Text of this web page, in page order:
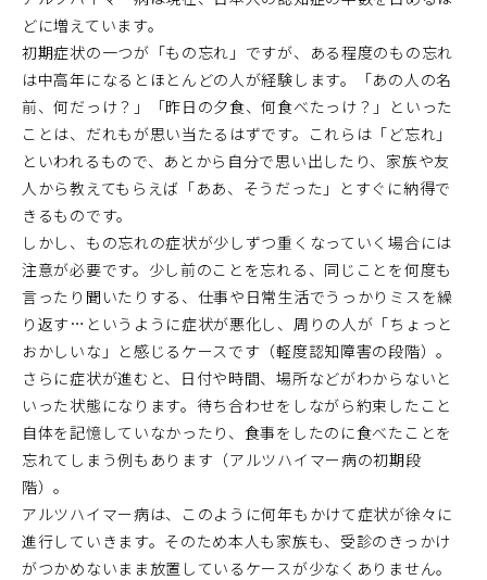
どに増えています。
初期症状の一つが「もの忘れ」ですが、ある程度のもの忘れ
は中高年になるとほとんどの人が経験します。「あの人の名
前、何だっけ？」「昨日の夕食、何食べたっけ？」といった
ことは、だれもが思い当たるはずです。これらは「ど忘れ」
といわれるもので、あとから自分で思い出したり、家族や友
人から教えてもらえば「ああ、そうだった」とすぐに納得で
きるものです。
しかし、もの忘れの症状が少しずつ重くなっていく場合には
注意が必要です。少し前のことを忘れる、同じことを何度も
言ったり聞いたりする、仕事や日常生活でうっかりミスを繰
り返す…というように症状が悪化し、周りの人が「ちょっと
おかしいな」と感じるケースです（軽度認知障害の段階）。
さらに症状が進むと、日付や時間、場所などがわからないと
いった状態になります。待ち合わせをしながら約束したこと
自体を記憶していなかったり、食事をしたのに食べたことを
忘れてしまう例もあります（アルツハイマー病の初期段
階）。
アルツハイマー病は、このように何年もかけて症状が徐々に
進行していきます。そのため本人も家族も、受診のきっかけ
がつかめないまま放置しているケースが少なくありません。